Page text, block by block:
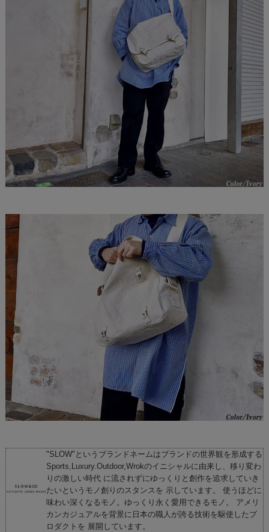
"SLOW"というブランドネームはブランドの世界観を形成する
Sports,Luxury.Outdoor,Wrokのイニシャルに由来し、移り変わ
りの激しい時代 に流されずにゆっくりと創作を追求していき
たいというモノ創りのスタンスを 示しています。 使うほどに
味わい深くなるモノ。ゆっくり永く愛用できるモノ。 アメリ
カンカジュアルを背景に日本の職人が誇る技術を駆使したプ
ロダクトを 展開しています。